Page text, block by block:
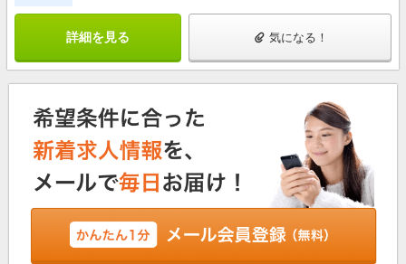
詳細を見る 気になる！